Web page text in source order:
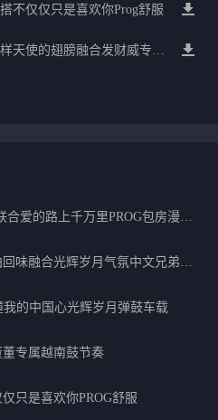
不仅仅只是喜欢你Prog舒服
车震串烧糖豆豆我们不一样天使的翅膀融合发财威专属金边太空仓节奏
夜店必放电鼓HOUSE外文超嗨联合爱的路上千万里PROG包房漫步上头
经典好歌梦里水乡祝你平安金曲回味融合光辉岁月气氛中文兄弟串烧
的中国心光辉岁月弹鼓车载
专属越南鼓节奏
只是喜欢你PROG舒服